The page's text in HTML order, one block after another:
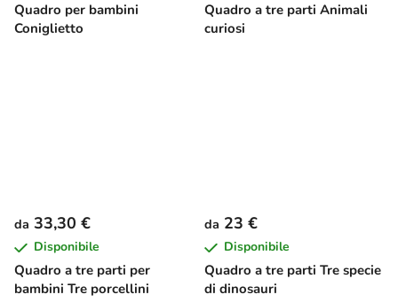
Quadro per bambini
Coniglietto
Quadro a tre parti Animali
curiosi
Quadro a tre parti per
bambini Tre porcellini
da 33,30 €
Disponibile
Quadro a tre parti Tre specie
di dinosauri
da 23 €
Disponibile